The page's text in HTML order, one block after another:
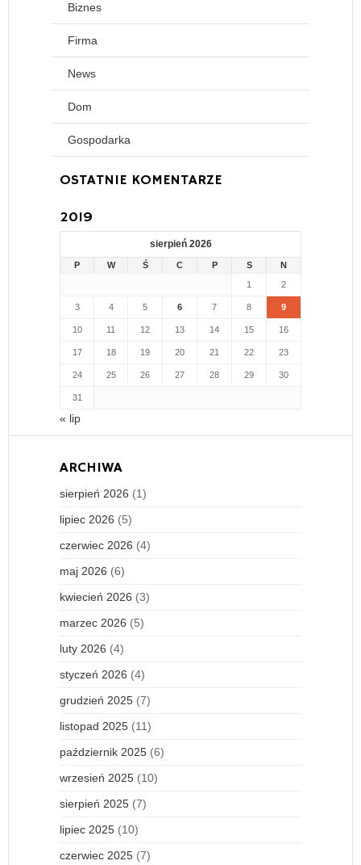
Biznes
Firma
News
Dom
Gospodarka
OSTATNIE KOMENTARZE
2019
sierpień 2026
P W Ś C P S
N
1
2
3 4 5 6 7 8 9
10 11 12 13 14 15 16
17 18 19 20 21 22 23
24 25 26 27 28 29 30
31
« lip
ARCHIWA
sierpień 2026 (1)
lipiec 2026 (5)
czerwiec 2026 (4)
maj 2026 (6)
kwiecień 2026 (3)
marzec 2026 (5)
luty 2026 (4)
styczeń 2026 (4)
grudzień 2025 (7)
listopad 2025 (11)
październik 2025 (6)
wrzesień 2025 (10)
sierpień 2025 (7)
lipiec 2025 (10)
czerwiec 2025 (7)